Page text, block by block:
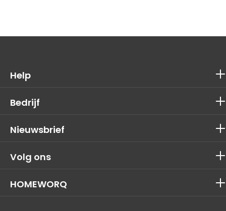
Volg ons
HOMEWORQ
Nieuwsbrief
Help
Bedrijf